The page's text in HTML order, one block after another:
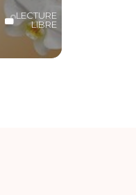
LECTURE
LIBRE